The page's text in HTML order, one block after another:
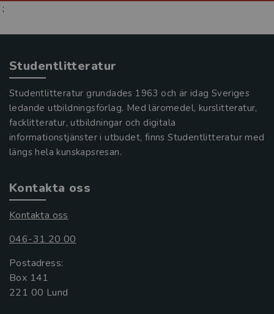
;
Studentlitteratur
Studentlitteratur grundades 1963 och är idag Sveriges
ledande utbildningsförlag. Med läromedel, kurslitteratur,
facklitteratur, utbildningar och digitala
informationstjänster i utbudet, finns Studentlitteratur med
längs hela kunskapsresan.
Kontakta oss
Kontakta oss
046-31 20 00
Postadress:
Box 141
221 00 Lund